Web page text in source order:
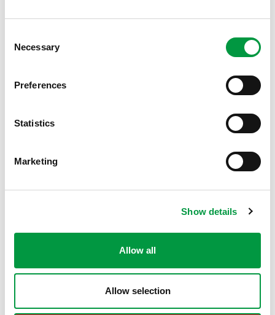
Selection
Necessary
Preferences
Statistics
Marketing
Show details
Allow all
Allow selection
enklere å forsterke det uttrykket man vil gå for. Ønsker man en
mer rustikk eller industriell stil i interiøret er det fint å velge panel
slette vegger eller kostemalt panelvegger, avslutter Berntsen.